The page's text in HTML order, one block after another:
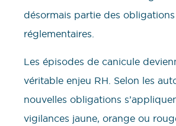
désormais partie des obligations
réglementaires.
Les épisodes de canicule
véritable enjeu RH. Selon les
nouvelles obligations
vigilances jaune, orange ou